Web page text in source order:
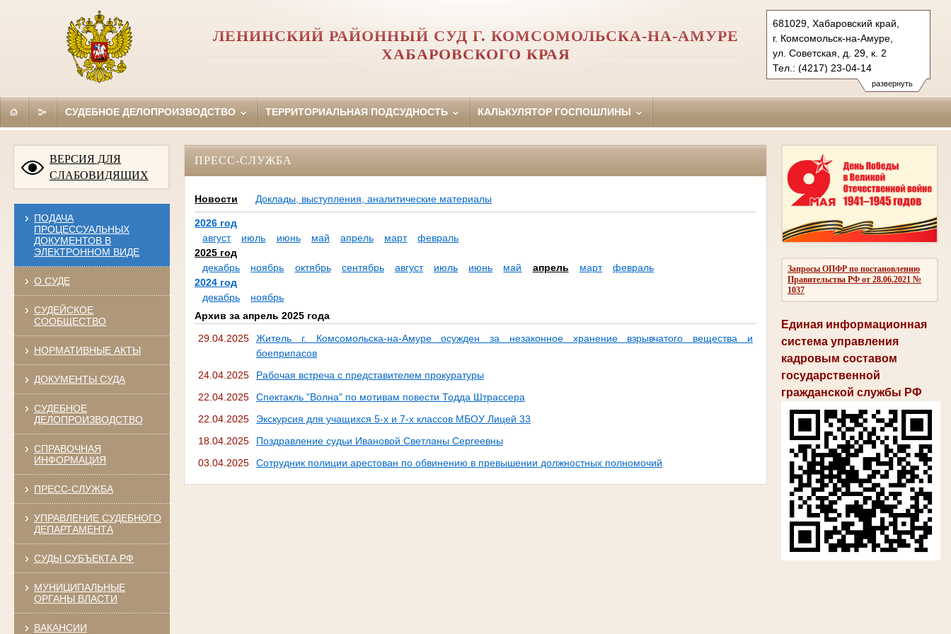
развернуть
681029, Хабаровский край,
г. Комсомольск-на-Амуре,
ул. Советская, д. 29, к. 2
Тел.: (4217) 23-04-14
leninsky.hbr@sudrf.ru
ЛЕНИНСКИЙ РАЙОННЫЙ СУД Г. КОМСОМОЛЬСКА-НА-АМУРЕ
ХАБАРОВСКОГО КРАЯ
СУДЕБНОЕ ДЕЛОПРОИЗВОДСТВО ТЕРРИТОРИАЛЬНАЯ ПОДСУДНОСТЬ КАЛЬКУЛЯТОР ГОСПОШЛИНЫ
ВЕРСИЯ ДЛЯ
СЛАБОВИДЯЩИХ
ПОДАЧА
ПРОЦЕССУАЛЬНЫХ
ДОКУМЕНТОВ В
ЭЛЕКТРОННОМ ВИДЕ
О СУДЕ
СУДЕЙСКОЕ
СООБЩЕСТВО
НОРМАТИВНЫЕ АКТЫ
ДОКУМЕНТЫ СУДА
СУДЕБНОЕ
ДЕЛОПРОИЗВОДСТВО
СПРАВОЧНАЯ
ИНФОРМАЦИЯ
ПРЕСС-СЛУЖБА
УПРАВЛЕНИЕ СУДЕБНОГО
ДЕПАРТАМЕНТА
СУДЫ СУБЪЕКТА РФ
МУНИЦИПАЛЬНЫЕ
ОРГАНЫ ВЛАСТИ
ВАКАНСИИ
Запросы ОПФР по постановлению
Правительства РФ от 28.06.2021 №
1037
Единая информационная
система управления
кадровым составом
государственной
гражданской службы РФ
ПРЕСС-СЛУЖБА
Новости Доклады, выступления, аналитические материалы
2026 год
август
июль июнь май апрель март
февраль
2025 год
декабрь
ноябрь октябрь сентябрь август июль июнь май апрель март
февраль
2024 год
декабрь
ноябрь
Архив за апрель 2025 года
29.04.2025
Житель г. Комсомольска-на-Амуре осужден за незаконное хранение взрывчатого вещества и
боеприпасов
24.04.2025
Рабочая встреча с представителем прокуратуры
22.04.2025
Спектакль "Волна" по мотивам повести Тодда Штрассера
22.04.2025
Экскурсия для учащихся 5-х и 7-х классов МБОУ Лицей 33
18.04.2025
Поздравление судьи Ивановой Светланы Сергеевны
03.04.2025
Сотрудник полиции арестован по обвинению в превышении должностных полномочий